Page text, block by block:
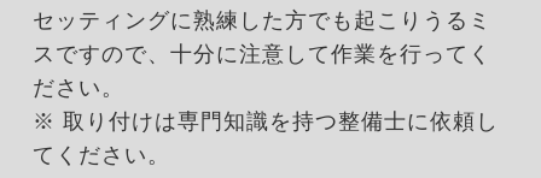
セッティングに熟練した方でも起こりうるミ
スですので、十分に注意して作業を行ってく
ださい。
※ 取り付けは専門知識を持つ整備士に依頼し
てください。